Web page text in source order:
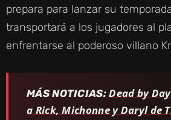
prepara para lanzar su
transportará a los jugadores al
enfrentarse al poderoso villano
MÁS NOTICIAS:Dead by
a Rick, Michonne y Daryl de